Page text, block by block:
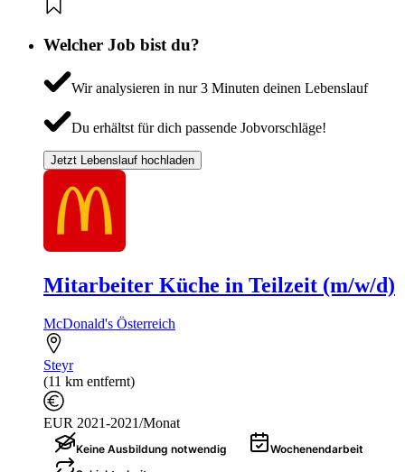
Welcher Job bist du?
Wir analysieren in nur 3 Minuten deinen Lebenslauf
Du erhältst für dich passende Jobvorschläge!
Jetzt Lebenslauf hochladen
Mitarbeiter Küche in Teilzeit (m/w/d)
McDonald's Österreich
Steyr
(11 km entfernt)
EUR 2021-2021/Monat
Keine Ausbildung notwendig
Wochenendarbeit